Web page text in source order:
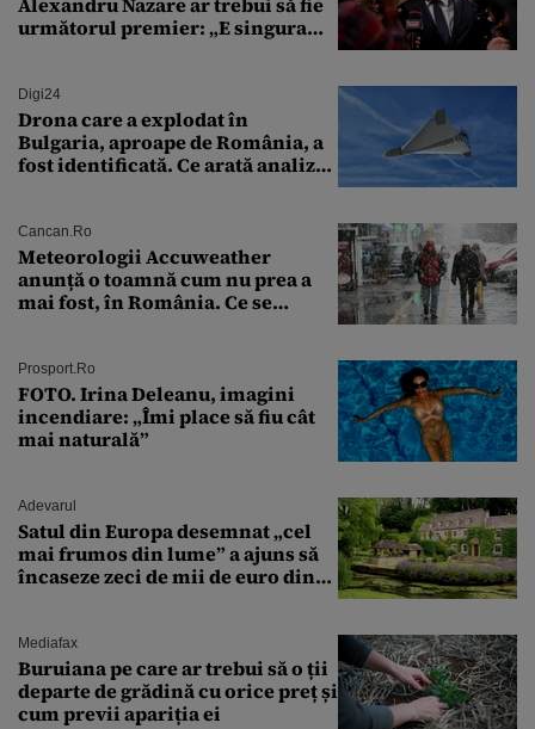
următorul premier: „E singura
Digi24
Drona care a explodat în
Bulgaria, aproape de România, a
fost identificată. Ce arată analiza
Cancan.ro
Meteorologii Accuweather
anunță o toamnă cum nu prea a
mai fost, în România. Ce se
București. Pe ce dată ninge
Prosport.ro
FOTO. Irina Deleanu, imagini
incendiare: „Îmi place să fiu cât
mai naturală”
Adevarul
Satul din Europa desemnat „cel
mai frumos din lume” a ajuns să
încaseze zeci de mii de euro din
Mediafax
Buruiana pe care ar trebui să o ții
departe de grădină cu orice preț și
cum previi apariția ei